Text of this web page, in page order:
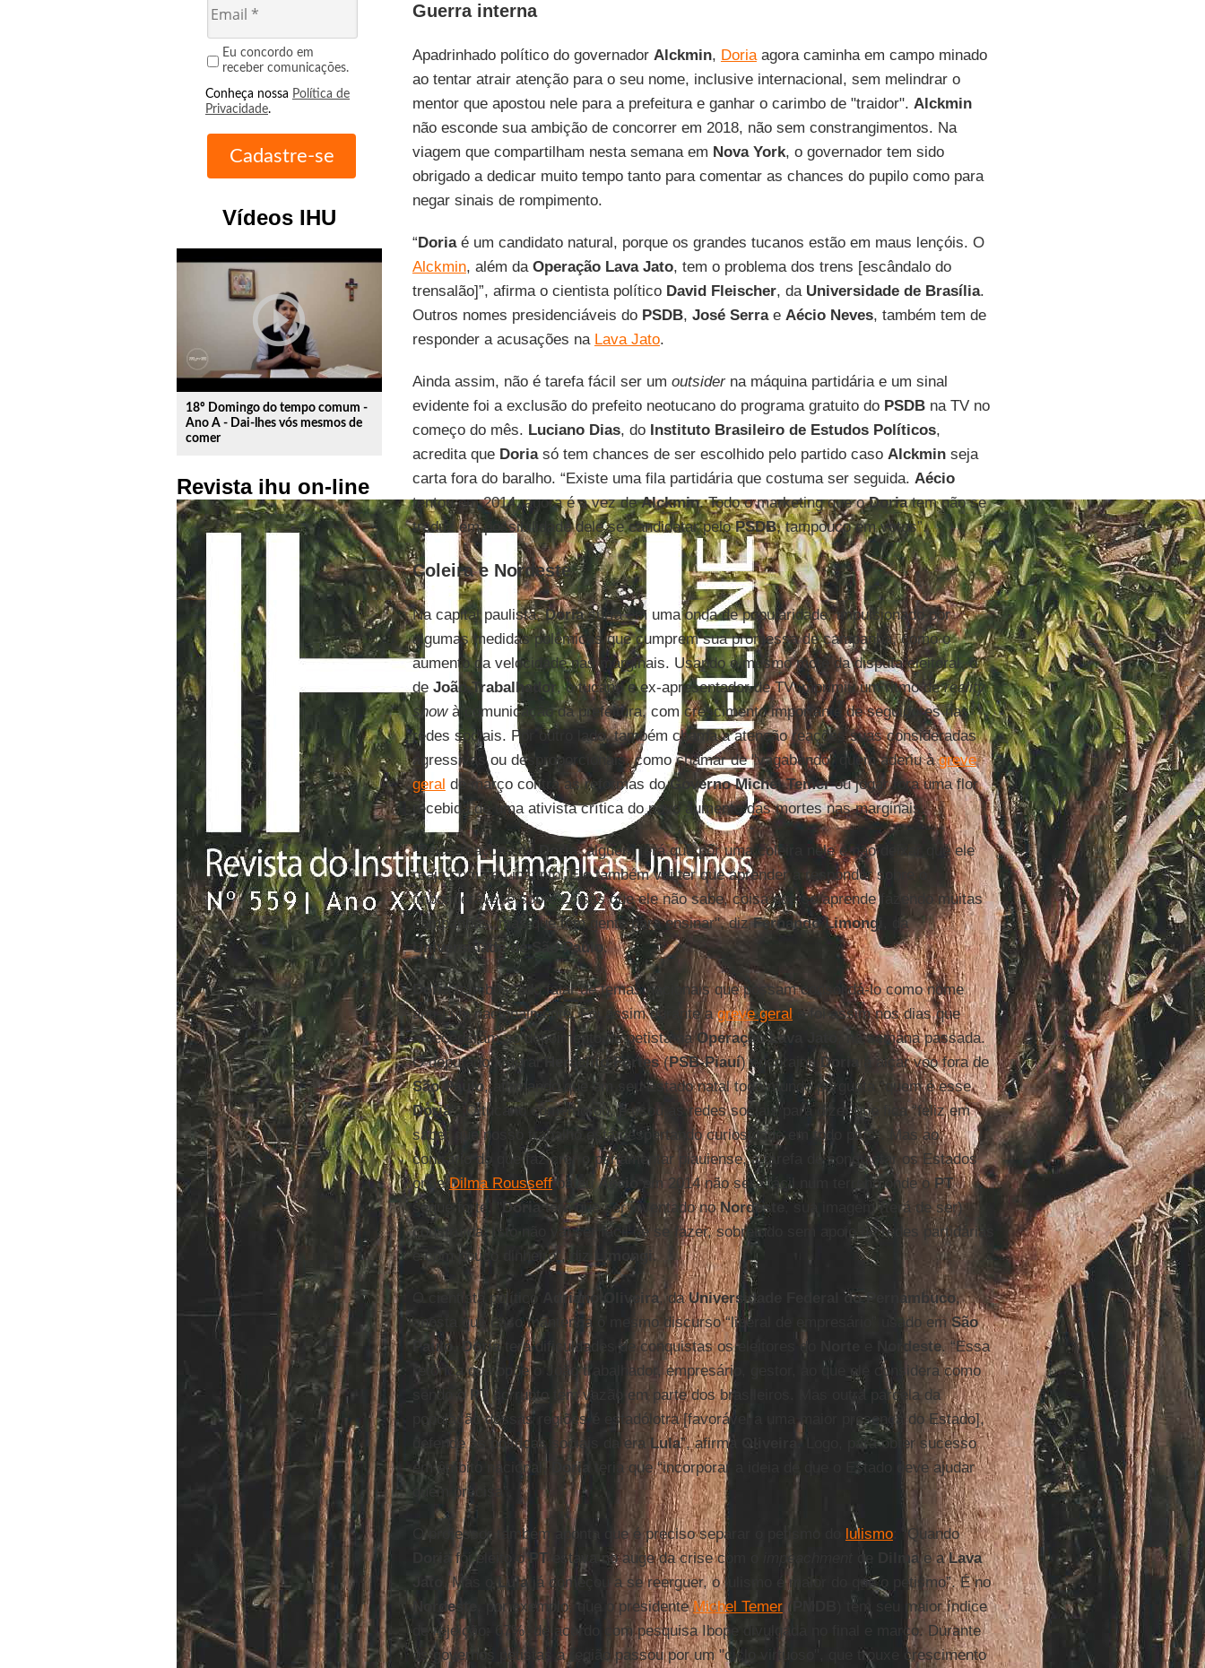
Eu concordo em
receber comunicações.
Conheça nossa Política de
Privacidade.
Vídeos IHU
play_circle_outline
18º Domingo do tempo comum -
Ano A - Dai-lhes vós mesmos de
comer
Revista ihu on-line
Guerra interna
Apadrinhado político do governador Alckmin, Doriaagora caminha em campo minado
ao tentar atrair atenção para o seu nome, inclusive internacional, sem melindrar o
mentor que apostou nele para a prefeitura e ganhar o carimbo de "traidor". Alckmin
não esconde sua ambição de concorrer em 2018, não sem constrangimentos. Na
viagem que compartilham nesta semana em Nova York, o governador tem sido
obrigado a dedicar muito tempo tanto para comentar as chances do pupilo como para
negar sinais de rompimento.
“Doriaé um candidato natural, porque os grandes tucanos estão em maus lençóis. O
Alckmin, além da Operação Lava Jato, tem o problema dos trens [escândalo do
trensalão]”, afirma o cientista político David Fleischer, da Universidade de Brasília.
Outros nomes presidenciáveis do PSDB, José Serrae Aécio Neves, também tem de
responder a acusações na Lava Jato.
Ainda assim, não é tarefa fácil ser um outsiderna máquina partidária e um sinal
evidente foi a exclusão do prefeito neotucano do programa gratuito do PSDBna TV no
começo do mês. Luciano Dias, do Instituto Brasileiro de Estudos Políticos,
acredita que Doriasó tem chances de ser escolhido pelo partido caso Alckminseja
carta fora do baralho. “Existe uma fila partidária que costuma ser seguida. Aécio
tentou em 2014, agora é a vez deAlckmin. Todo o marketing que oDoriatem não se
traduz em possibilidade dele se candidatar peloPSDB, tampouco em votos”.
Coleira e Nordeste
Na capital paulista,Doriasurfa em uma onda de popularidade, impulsionado por
algumas medidas polêmicas que cumprem sua promessa de campanha, como o
aumento da velocidade nas marginais. Usando o mesmo mote da disputa eleitoral, o
de João Trabalhador, o tucano e ex-apresentador de TV imprimiu um ritmo dereality
showà comunicação da prefeitura, com crescimento importante de seguidores nas
redes sociais. Por outro lado, também chama a atenção reações suas consideradas
agressivas ou desproporcionais, como chamar de "vagabundo" quem aderiu àgreve
geral de março contra as reformas doGoverno Michel Temerou jogar fora uma flor
recebida de uma ativista crítica do novo aumento das mortes nas marginais.
"Pelas reações deDoria , alguém terá que pôr uma coleira nele e não deixar que ele
reaja com seu instinto. Ele também vai ter que aprender a responder sobre o
imponderável e sobre coisas que ele não sabe, coisa que se aprende fazendo muitas
campanhas, mas que tem gente para ensinar", dizFernando Limongi
, da
Universidade de São Paulo.
Doriatem buscado falar de temas nacionais que possam consolidá-lo como nome
anti-Lula nacionalmente. Foi assim durante agreve geral e foi assim nos dias que
antecederam ao depoimento de petista naOperação Lava Jato
, na semana passada.
O deputado federalHeráclito Fortes(PSB-Piauí) encorajou Doria
a alçar voo fora de
São Paulo, afirmando que em seu Estado natal todo mundo pergunta “quem é esse
Doria”. O tucano comemorou, e usou as redes sociais para dizer que fica “feliz em
saber que nosso trabalho está despertando curiosidade em todo país”. Mas ao
contrário do que faz crer o parlamentar piauiense, a tarefa de conquistar os Estados
ondeDilma Rousseffbateu Aécio em 2014 não será fácil num terreno onde oPT
segue forte. "
Doriaterá que ser inventado noNordeste
, sua imagem (terá de ser)
construída. Isto não vai ser fácil de se fazer, sobretudo sem apoio de redes partidárias
e com pouco dinheiro", diz
Limongi .
O cientista político Adriano Oliveira, daUniversidade Federal do Pernambuco,
aposta que caso mantenha o mesmo discurso “liberal de empresário” usado emSão
Paulo
Doriaterá dificuldades de conquistas os eleitores do Nordeste. “Essa
retórica que opõe o João trabalhador, empresário, gestor, ao que ele considera como
sendo oPTcorrupto tem vazão em parte dos brasileiros. Mas outra parcela da
população dessas regiões é estadólotra [favorável a uma maior presença do Estado],
defende as políticas sociais da era Lula”, afirma Oliveira . Logo, para obter sucesso
em âmbito nacional,
Doria
teria que “incorporar a ideia de que o Estado deve ajudar
quem precisa”.
O professor também aponta que é preciso separar o petismo do lulismo: “Quando
foi eleito o PT estava no auge da crise com o impeachment de Dilmae aLava
Jato
. Mas oLulajá começou a se reerguer, o lulismo é maior do que o petismo”. É no
Nordeste
, por exemplo, que o presidenteMichel Temer(
) tem seu maior índice
de rejeição: 67%, de acordo com pesquisa Ibope divulgada no final e março. Durante
os governos petistas a região passou por um "ciclo virtuoso", que trouxe crescimento